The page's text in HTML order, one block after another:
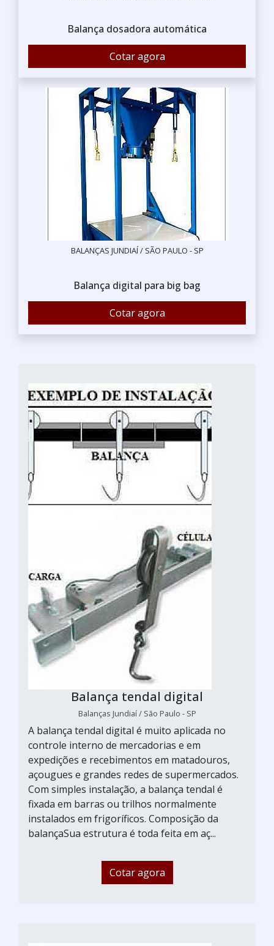
Balança dosadora automática
Cotar agora
BALANÇAS JUNDIAÍ / SÃO PAULO - SP
Balança digital para big bag
Cotar agora
Balança tendal digital
Balanças Jundiaí / São Paulo - SP
A balança tendal digital é muito aplicada no
controle interno de mercadorias e em
expedições e recebimentos em matadouros,
açougues e grandes redes de supermercados.
Com simples instalação, a balança tendal é
fixada em barras ou trilhos normalmente
instalados em frigoríficos. Composição da
balançaSua estrutura é toda feita em aç...
Cotar agora